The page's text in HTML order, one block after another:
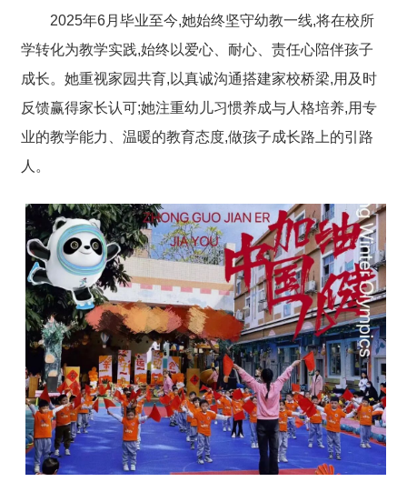
2025年6月毕业至今,她始终坚守幼教一线,将在校所
学转化为教学实践,始终以爱心、耐心、责任心陪伴孩子
成长。她重视家园共育,以真诚沟通搭建家校桥梁,用及时
反馈赢得家长认可;她注重幼儿习惯养成与人格培养,用专
业的教学能力、温暖的教育态度,做孩子成长路上的引路
人。